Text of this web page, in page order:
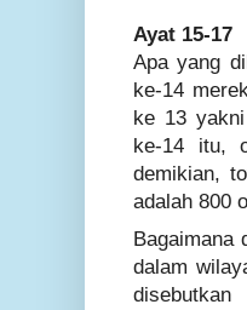
Ayat 15-17
Apa yang
ke-14
ke 13
ke-14 itu,
demikian,
adalah 800
Bagaimana
dalam